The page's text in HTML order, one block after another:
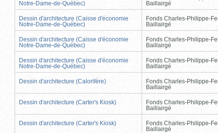
Notre-Dame-de-Québec)
Baillairgé
Dessin d'architecture (Caisse d'économie
Notre-Dame-de-Québec)
Fonds Charles-Philippe-
Baillairgé
Dessin d'architecture (Caisse d'économie
Notre-Dame-de-Québec)
Fonds Charles-Philippe-
Baillairgé
Dessin d'architecture (Caisse d'économie
Notre-Dame-de-Québec)
Fonds Charles-Philippe-
Baillairgé
Dessin d'architecture (Calorifère)
Fonds Charles-Philippe-
Baillairgé
Dessin d'architecture (Carter's Kiosk)
Fonds Charles-Philippe-
Baillairgé
Dessin d'architecture (Carter's Kiosk)
Fonds Charles-Philippe-
Baillairgé